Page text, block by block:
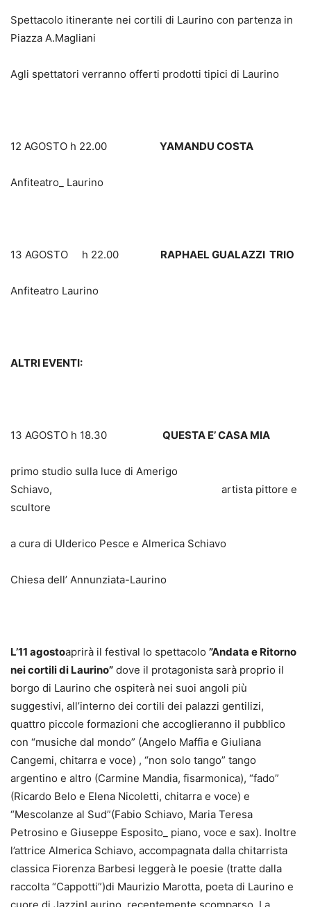
Spettacolo itinerante nei cortili di Laurino con partenza in
Piazza A.Magliani
Agli spettatori verranno offerti prodotti tipici di Laurino
12 AGOSTO h 22.00 YAMANDU COSTA
Anfiteatro_ Laurino
13 AGOSTO h 22.00 RAPHAEL GUALAZZI TRIO
Anfiteatro Laurino
ALTRI EVENTI:
13 AGOSTO h 18.30 QUESTA E’ CASA MIA
primo studio sulla luce di Amerigo
Schiavo, artista pittore e
scultore
a cura di Ulderico Pesce e Almerica Schiavo
Chiesa dell’ Annunziata-Laurino
L’11 agostoaprirà il festival lo spettacolo ”Andata e Ritorno
nei cortili di Laurino” dove il protagonista sarà proprio il
borgo di Laurino che ospiterà nei suoi angoli più
suggestivi, all’interno dei cortili dei palazzi gentilizi,
quattro piccole formazioni che accoglieranno il pubblico
con “musiche dal mondo” (Angelo Maffia e Giuliana
Cangemi, chitarra e voce) , “non solo tango” tango
argentino e altro (Carmine Mandia, fisarmonica), “fado”
(Ricardo Belo e Elena Nicoletti, chitarra e voce) e
“Mescolanze al Sud”(Fabio Schiavo, Maria Teresa
Petrosino e Giuseppe Esposito_ piano, voce e sax). Inoltre
l’attrice Almerica Schiavo, accompagnata dalla chitarrista
classica Fiorenza Barbesi leggerà le poesie (tratte dalla
raccolta “Cappotti”)di Maurizio Marotta, poeta di Laurino e
cuore di JazzinLaurino, recentemente scomparso. La